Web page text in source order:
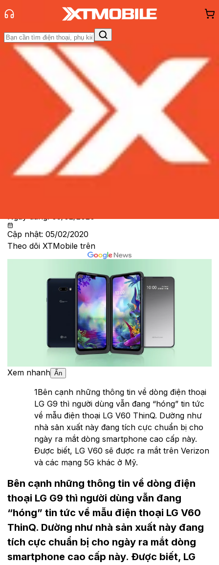
Trang chủ
Tin tức
Tin Mới
Đánh Giá - Trên TaySo Sánh Tư vấnKhuyến
Hỏi đáp App - Game Thông báo
hàng - Sự kiện
Điện thoại LG V60 ThinQ: ra mắt
trên Verizon và các mạng 5G khác
ở Mỹ
Ngày đăng:05/02/2020
Cập nhật: 05/02/2020
Theo dõi XTMobile trên
Xem nhanh Ẩn
1Bên cạnh những thông tin về dòng điện thoại
LG G9 thì người dùng vẫn đang “hóng” tin tức
về mẫu điện thoại LG V60 ThinQ. Dường như
nhà sản xuất này đang tích cực chuẩn bị cho
ngày ra mắt dòng smartphone cao cấp này.
Được biết, LG V60 sẽ được ra mắt trên Verizon
và các mạng 5G khác ở Mỹ.
Bên cạnh những thông tin về dòng điện
thoại LG G9 thì người dùng vẫn đang
“hóng” tin tức về mẫu điện thoại LG V60
ThinQ. Dường như nhà sản xuất này đang
tích cực chuẩn bị cho ngày ra mắt dòng
smartphone cao cấp này. Được biết, LG